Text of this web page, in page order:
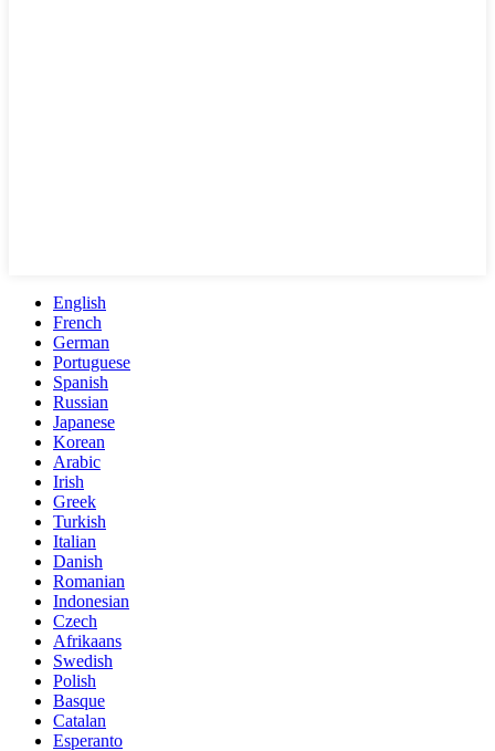
English
French
German
Portuguese
Spanish
Russian
Japanese
Korean
Arabic
Irish
Greek
Turkish
Italian
Danish
Romanian
Indonesian
Czech
Afrikaans
Swedish
Polish
Basque
Catalan
Esperanto